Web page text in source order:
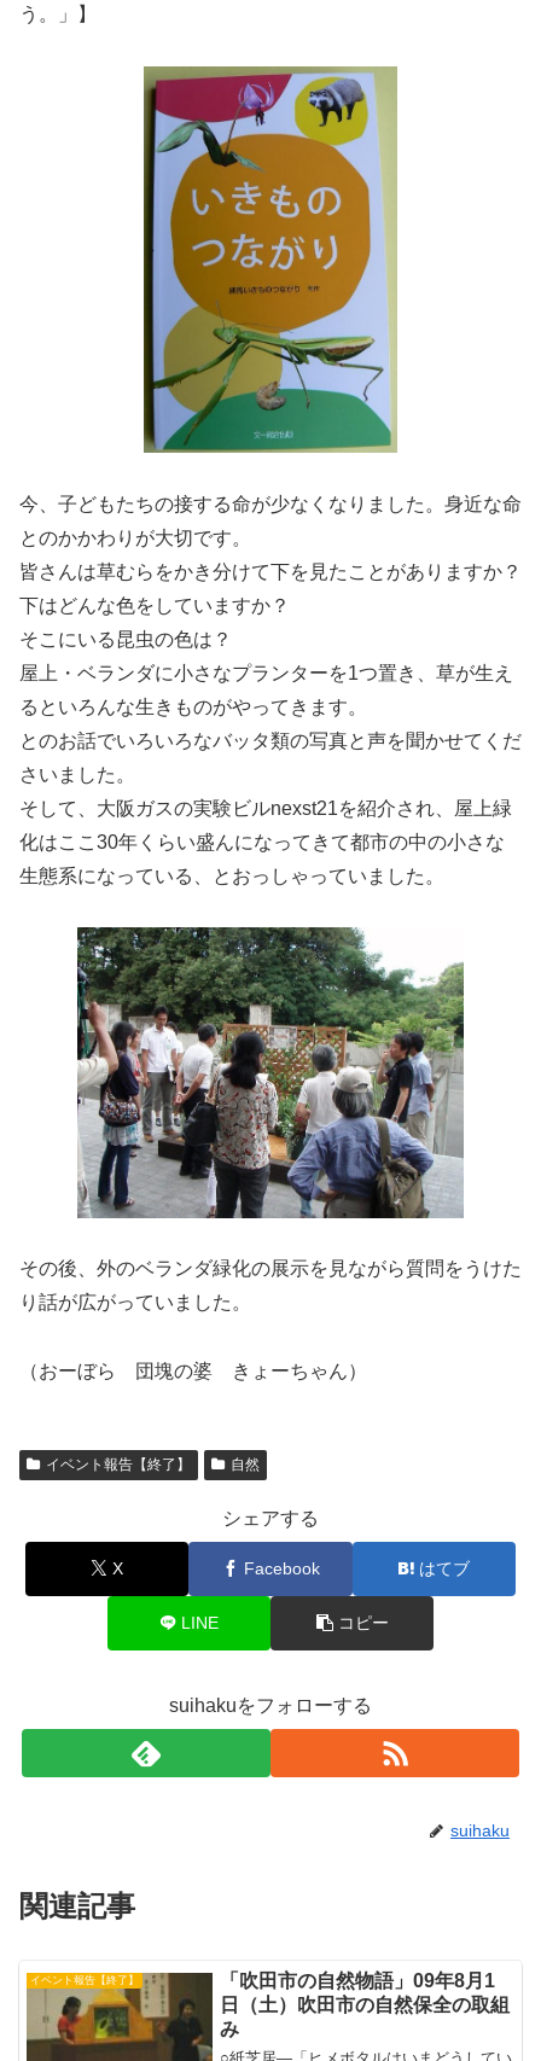
う。」】
今、子どもたちの接する命が少なくなりました。身近な命
とのかかわりが大切です。
皆さんは草むらをかき分けて下を見たことがありますか？
下はどんな色をしていますか？
そこにいる昆虫の色は？
屋上・ベランダに小さなプランターを1つ置き、草が生え
るといろんな生きものがやってきます。
とのお話でいろいろなバッタ類の写真と声を聞かせてくだ
さいました。
そして、大阪ガスの実験ビルnexst21を紹介され、屋上緑
化はここ30年くらい盛んになってきて都市の中の小さな
生態系になっている、とおっしゃっていました。
その後、外のベランダ緑化の展示を見ながら質問をうけた
り話が広がっていました。
（おーぼら 団塊の婆 きょーちゃん）
イベント報告【終了】 自然
シェアする
X Facebook はてブ
LINE コピー
suihakuをフォローする
suihaku
関連記事
イベント報告【終了】
「吹田市の自然物語」09年8月1
日（土）吹田市の自然保全の取組
み